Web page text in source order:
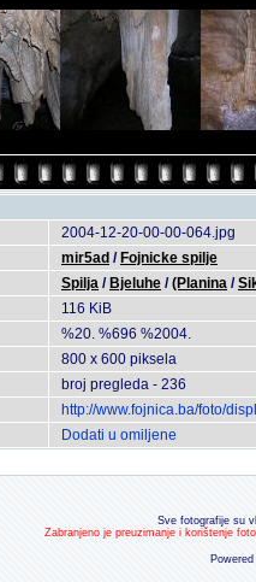
2004-12-20-00-00-064.jpg
mir5ad / Fojnicke spilje
Spilja / Bjeluhe /(Planina /
116 KiB
%20. %696 %2004.
800 x 600 piksela
broj pregleda - 236
http://www.fojnica.ba/foto/
Dodati u omiljene
Sve fotografije su
Zabranjeno je preuzimanje i korištenje